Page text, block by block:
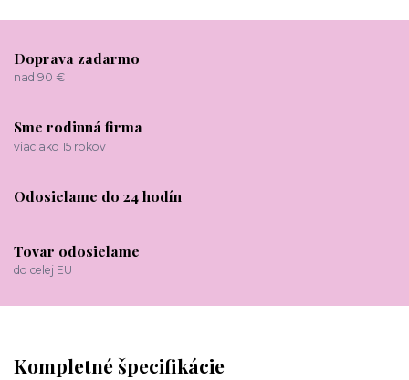
Doprava zadarmo
nad 90 €
Sme rodinná firma
viac ako 15 rokov
Odosielame do 24 hodín
Tovar odosielame
do celej EU
Kompletné špecifikácie